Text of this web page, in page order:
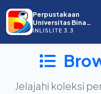
Perpustakaan
Universitas Bina
Darma
INLISLITE 3.3
Jelajahi koleksi